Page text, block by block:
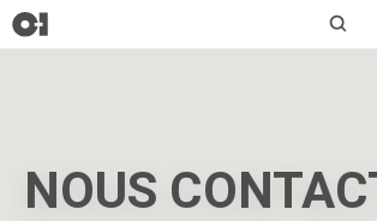
NOUS